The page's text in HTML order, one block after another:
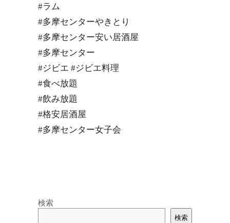
#ラム
#多摩センターやきとり
#多摩センター安い居酒屋
#多摩センター
#ジビエ #ジビエ料理
#食べ放題
#飲み放題
#格安居酒屋
#多摩センター女子会
検索
検索